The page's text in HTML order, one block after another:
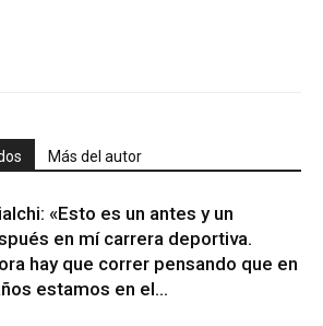
Más del autor
«Esto es un antes y un
en mí carrera deportiva.
hay que correr pensando que en
estamos en el...